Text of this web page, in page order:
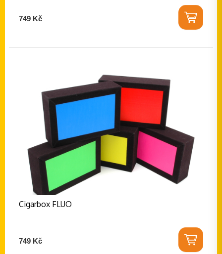
749 Kč
Cigarbox FLUO
749 Kč